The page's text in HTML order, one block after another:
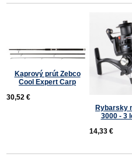
Kaprový prút Zebco
Cool Expert Carp
30,52 €
Rybarsky
3000 - 3
14,33 €